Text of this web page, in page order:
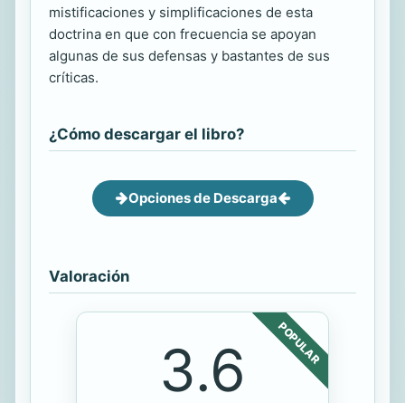
mistificaciones y simplificaciones de esta
doctrina en que con frecuencia se apoyan
algunas de sus defensas y bastantes de sus
críticas.
¿Cómo descargar el libro?
Opciones de Descarga
Valoración
POPULAR
3.6